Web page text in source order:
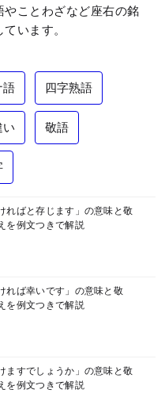
やことわざなど座右の銘
います。
語 四字熟語
い 敬語
ればと存じます」の意味と敬
を例文つきで解説
れば幸いです」の意味と敬
を例文つきで解説
ますでしょうか」の意味と敬
を例文つきで解説